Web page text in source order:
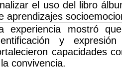
el uso del libro
aprendizajes
experiencia mostró
y
capacidades
convivencia.